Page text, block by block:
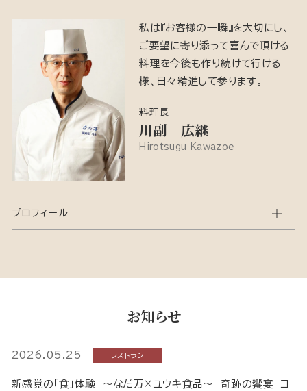
私は『お客様の一瞬』を大切にし、
ご要望に寄り添って喜んで頂ける
料理を今後も作り続けて行ける
様、日々精進して参ります。
料理長
川副 広継
Hirotsugu Kawazoe
プロフィール
お知らせ
2026.05.25 レストラン
新感覚の「食」体験 ～なだ万×ユウキ食品～ 奇跡の饗宴 コ